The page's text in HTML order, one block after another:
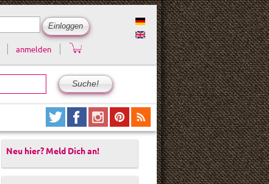
anmelden
Neu hier? Meld Dich an!